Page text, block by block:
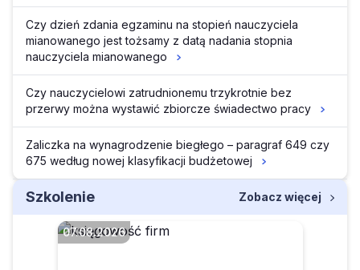
Czy dzień zdania egzaminu na stopień nauczyciela
mianowanego jest tożsamy z datą nadania stopnia
nauczyciela mianowanego
Czy nauczycielowi zatrudnionemu trzykrotnie bez
przerwy można wystawić zbiorcze świadectwo pracy
Zaliczka na wynagrodzenie biegłego – paragraf 649 czy
675 według nowej klasyfikacji budżetowej
Szkolenie Zobacz więcej
07.08.2026